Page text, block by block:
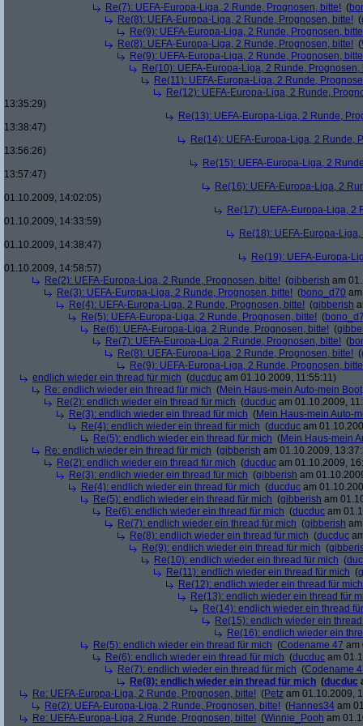
Re(7): UEFA-Europa-Liga, 2 Runde, Prognosen, bitte! (
Re(8): UEFA-Europa-Liga, 2 Runde, Prognosen, bitte! (
Re(9): UEFA-Europa-Liga, 2 Runde, Prognosen,
Re(8): UEFA-Europa-Liga, 2 Runde, Prognosen, bitte! (
Re(9): UEFA-Europa-Liga, 2 Runde, Prognosen,
Re(10): UEFA-Europa-Liga, 2 Runde, Prognosen,
Re(11): UEFA-Europa-Liga, 2 Runde,
Re(12): UEFA-Europa-Liga, 2 Runde,
13:35:29)
Re(13): UEFA-Europa-Liga, 2 Runde,
13:38:47)
Re(14): UEFA-Europa-Liga, 2 Runde,
13:56:26)
Re(15): UEFA-Europa-Liga, 2
13:57:47)
Re(16): UEFA-Europa-Liga, 2
01.10.2009, 14:02:05)
Re(17): UEFA-Europa-Liga, 2
01.10.2009, 14:33:59)
Re(18): UEFA-Europa-
01.10.2009, 14:38:47)
Re(19): UEFA-Europa-
01.10.2009, 14:58:57)
Re(2): UEFA-Europa-Liga, 2 Runde, Prognosen, bitte! (gibberish am
Re(3): UEFA-Europa-Liga, 2 Runde, Prognosen, bitte! (bono_d70
Re(4): UEFA-Europa-Liga, 2 Runde, Prognosen, bitte! (gibberish
Re(5): UEFA-Europa-Liga, 2 Runde, Prognosen, bitte! (
Re(6): UEFA-Europa-Liga, 2 Runde, Prognosen, bitte! (
Re(7): UEFA-Europa-Liga, 2 Runde, Prognosen, bitte! (
Re(8): UEFA-Europa-Liga, 2 Runde, Prognosen, bitte! (
Re(9): UEFA-Europa-Liga, 2 Runde, Prognosen,
endlich wieder ein thread für mich (ducduc am 01.10.2009, 11:55:11)
Re: endlich wieder ein thread für mich (Mein Haus-mein Auto-mein Boot
Re(2): endlich wieder ein thread für mich (ducduc am 01.10.2009,
Re(3): endlich wieder ein thread für mich (Mein Haus-mein Auto-
Re(4): endlich wieder ein thread für mich (ducduc am
Re(5): endlich wieder ein thread für mich (Mein Haus-mein
Re: endlich wieder ein thread für mich (gibberish am 01.10.2009,
Re(2): endlich wieder ein thread für mich (ducduc am 01.10.2009,
Re(3): endlich wieder ein thread für mich (gibberish am
Re(4): endlich wieder ein thread für mich (ducduc am
Re(5): endlich wieder ein thread für mich (gibberish am
Re(6): endlich wieder ein thread für mich (ducduc am
Re(7): endlich wieder ein thread für mich (gibberish
Re(8): endlich wieder ein thread für mich (ducduc
Re(9): endlich wieder ein thread für mich (
Re(10): endlich wieder ein thread für mich (
Re(11): endlich wieder ein thread für mich (
Re(12): endlich wieder ein thread für mich
Re(13): endlich wieder ein thread für
Re(14): endlich wieder ein thread
Re(15): endlich wieder ein
Re(16): endlich wieder ein
Re(5): endlich wieder ein thread für mich (Codename 47 am
Re(6): endlich wieder ein thread für mich (ducduc am
Re(7): endlich wieder ein thread für mich (Codename
Re(8): endlich wieder ein thread für mich (ducduc
Re: UEFA-Europa-Liga, 2 Runde, Prognosen, bitte! (Petz am 01.10.2009,
Re(2): UEFA-Europa-Liga, 2 Runde, Prognosen, bitte! (Hannes34 am
Re: UEFA-Europa-Liga, 2 Runde, Prognosen, bitte! (Winnie_Pooh am